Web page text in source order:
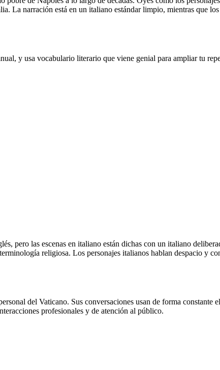
La narración está en un italiano estándar limpio, mientras que
y usa vocabulario literario que viene genial para ampliar tu
pero las escenas en italiano están dichas con un italiano
religiosa. Los personajes italianos hablan despacio y
del Vaticano. Sus conversaciones usan de forma
profesionales y de atención al público.